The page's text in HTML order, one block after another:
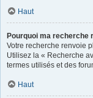
Haut
Pourquoi ma recherche
Votre recherche renvoie
Utilisez la « Recherche
termes utilisés et des
Haut